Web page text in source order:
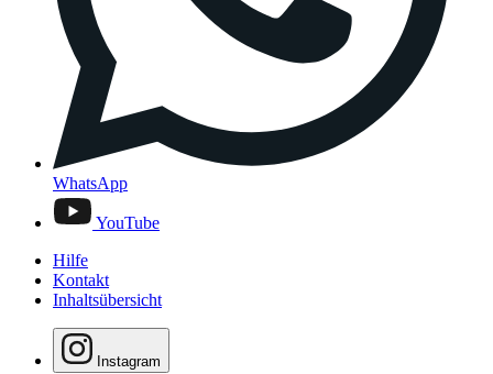
WhatsApp
YouTube
Hilfe
Kontakt
Inhaltsübersicht
Instagram